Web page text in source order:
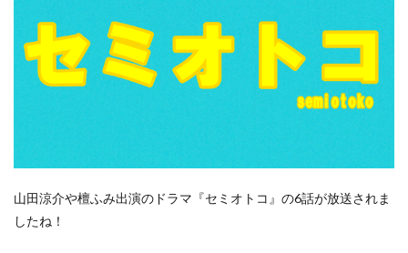
山田涼介や檀ふみ出演のドラマ『セミオトコ』の6話が放送されま
したね！